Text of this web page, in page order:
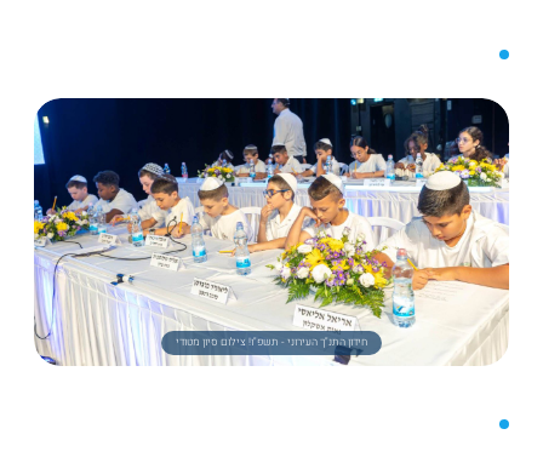
חידון התנ"ך העירוני - תשפ"ו! צילום סיון מטודי